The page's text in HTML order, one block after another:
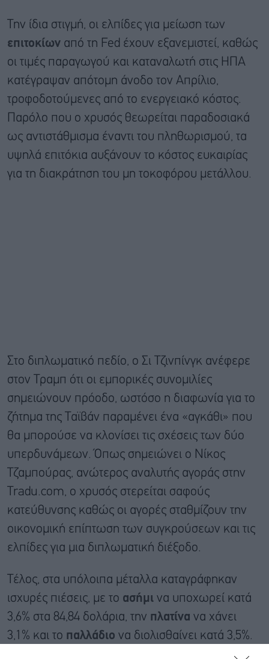
Την ίδια στιγμή, οι ελπίδες για μείωση των
επιτοκίων από τη Fed έχουν εξανεμιστεί, καθώς
οι τιμές παραγωγού και καταναλωτή στις ΗΠΑ
κατέγραψαν απότομη άνοδο τον Απρίλιο,
τροφοδοτούμενες από το ενεργειακό κόστος.
Παρόλο που ο χρυσός θεωρείται παραδοσιακά
ως αντιστάθμισμα έναντι του πληθωρισμού, τα
υψηλά επιτόκια αυξάνουν το κόστος ευκαιρίας
για τη διακράτηση του μη τοκοφόρου μετάλλου.
Στο διπλωματικό πεδίο, ο Σι Τζινπίνγκ ανέφερε
στον Τραμπ ότι οι εμπορικές συνομιλίες
σημειώνουν πρόοδο, ωστόσο η διαφωνία για το
ζήτημα της Ταϊβάν παραμένει ένα «αγκάθι» που
θα μπορούσε να κλονίσει τις σχέσεις των δύο
υπερδυνάμεων. Όπως σημειώνει ο Νίκος
Τζαμπούρας, ανώτερος αναλυτής αγοράς στην
Tradu.com, ο χρυσός στερείται σαφούς
κατεύθυνσης καθώς οι αγορές σταθμίζουν την
οικονομική επίπτωση των συγκρούσεων και τις
ελπίδες για μια διπλωματική διέξοδο.
Τέλος, στα υπόλοιπα μέταλλα καταγράφηκαν
ισχυρές πιέσεις, με το ασήμι να υποχωρεί κατά
3,6% στα 84,84 δολάρια, την πλατίνα να χάνει
3,1% και το παλλάδιο να διολισθαίνει κατά 3,5%.